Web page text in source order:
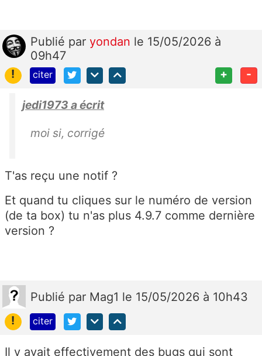
Publié par yondan le 15/05/2026 à
09h47
!
citer + -
jedi1973 a écrit
moi si, corrigé
T'as reçu une notif ?
Et quand tu cliques sur le numéro de version
(de ta box) tu n'as plus 4.9.7 comme dernière
version ?
Publié par Mag1 le 15/05/2026 à 10h43
!
citer
Il y avait effectivement des bugs qui sont